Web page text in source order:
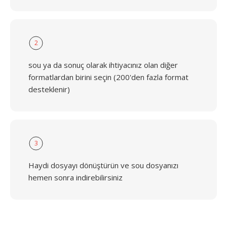
2
sou ya da sonuç olarak ihtiyacınız olan diğer
formatlardan birini seçin (200'den fazla format
desteklenir)
3
Haydi dosyayı dönüştürün ve sou dosyanızı
hemen sonra indirebilirsiniz